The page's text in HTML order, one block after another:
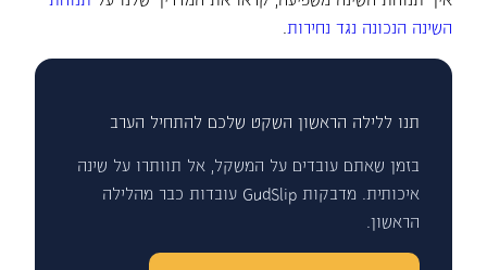
השינה הנכונה נגד נחירות
תנו ללילה הראשון השקט שלכם להתחיל הערב
בזמן שאתם עובדים על המשקל, אל תוותרו על שינה
איכותית. מדבקות GudSlip עובדות כבר מהלילה
הראשון.